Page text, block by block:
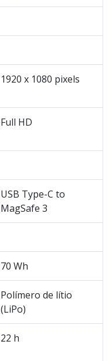
1920 x 1080 pixels
Full HD
USB Type-C to
MagSafe 3
70 Wh
Polímero de lítio
(LiPo)
22 h